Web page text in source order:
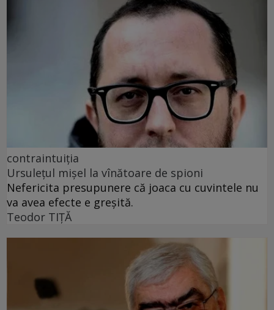
contraintuiția
Ursulețul mișel la vînătoare de spioni
Nefericita presupunere că joaca cu cuvintele nu
va avea efecte e greșită.
Teodor TIŢĂ